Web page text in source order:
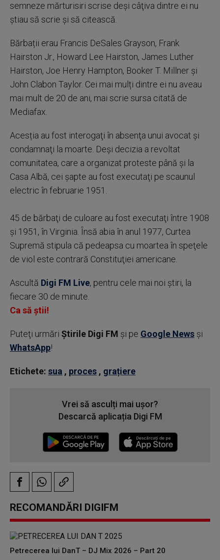
semneze mărturisiri scrise deşi câţiva dintre ei nu
ştiau să scrie şi să citească.
Bărbații erau Francis DeSales Grayson, Frank
Hairston Jr., Howard Lee Hairston, James Luther
Hairston, Joe Henry Hampton, Booker T. Millner și
John Clabon Taylor. Cei mai mulți dintre ei nu aveau
mai mult de 20 de ani, mai scrie sursa citată de
Mediafax.
Acesția au fost interogaţi în absenţa unui avocat şi
condamnaţi la moarte. Deşi decizia a revoltat
comunitatea, care a organizat proteste până şi la
Casa Albă, cei şapte au fost executaţi pe scaunul
electric în februarie 1951.
45 de bărbaţi de culoare au fost executaţi între 1908
şi 1951, în Virginia. Însă abia în anul 1977, Curtea
Supremă stipula că pedeapsa cu moartea în speţele
de viol este contrară Constituţiei americane.
Ascultă Digi FM Live, pentru cele mai noi știri, la
fiecare 30 de minute.
Ca să știi!
Puteţi urmări Știrile Digi FM şi pe Google News şi
WhatsApp!
Etichete: sua , proces , grațiere
Vrei să asculți mai ușor?
Descarcă aplicația Digi FM
RECOMANDĂRI DIGIFM
Petrecerea lui DanT – DJ Mix 2026 – Part 20